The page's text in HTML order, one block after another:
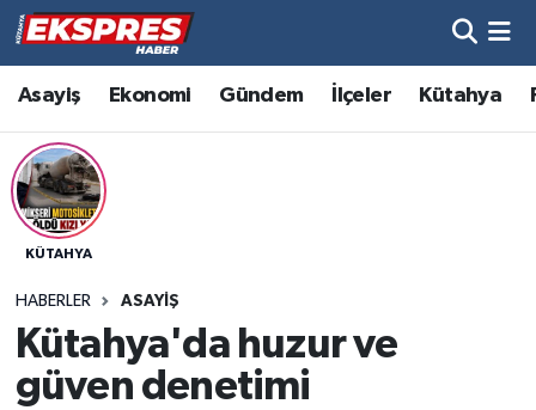
Asayiş Ekonomi Gündem İlçeler Kütahya
KÜTAHYA
HABERLER ASAYIŞ
Kütahya'da huzur ve
güven denetimi
Altıntaş
Asayiş
Aslanapa
Bölge
Çavdarhisar
Hava Durumu
Trafik Durumu
Süper Lig Puan Durumu ve Fikstür
Son Dakika Haberleri
Haber Arşivi